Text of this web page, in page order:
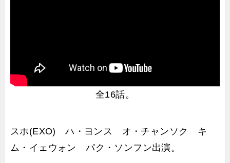
全16話。
スホ(EXO) ハ・ヨンス オ・チャンソク キ
ム・イェウォン パク・ソンフン出演。